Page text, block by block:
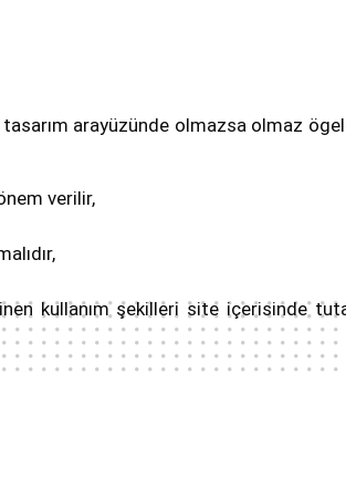
arayüzünde olmazsa olmaz
verilir,
kullanım şekilleri site içerisinde